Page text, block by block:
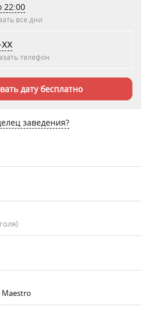
22:00
все дни
телефон
дату бесплатно
заведения?
Maestro